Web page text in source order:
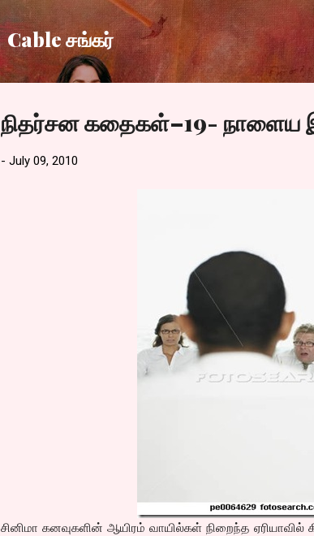
Skip
Cable சங்கர்
நிதர்சன கதைகள்–19- நாளைய
- July 09, 2010
சினிமா கனவுகளின் ஆயிரம் வாயில்கள் நிறைந்த